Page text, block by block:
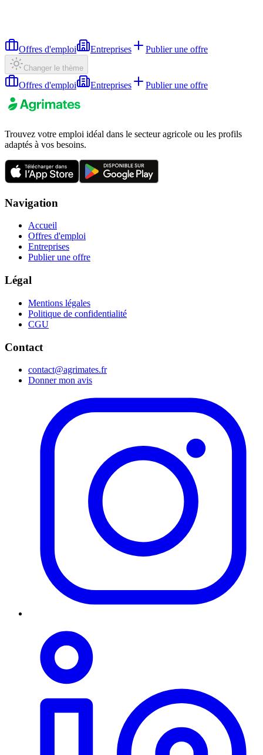
Offres d'emploi Entreprises Publier une offre
Changer le thème
Offres d'emploi Entreprises Publier une offre
Trouvez votre emploi idéal dans le secteur agricole ou les profils
adaptés à vos besoins.
Navigation
Accueil
Offres d'emploi
Entreprises
Publier une offre
Légal
Mentions légales
Politique de confidentialité
CGU
Contact
contact@agrimates.fr
Donner mon avis